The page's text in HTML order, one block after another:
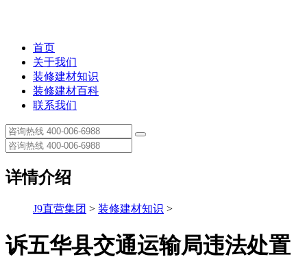
首页
关于我们
装修建材知识
装修建材百科
联系我们
详情介绍
J9直营集团 > 装修建材知识 >
诉五华县交通运输局违法处置